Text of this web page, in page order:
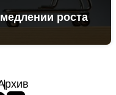
роста